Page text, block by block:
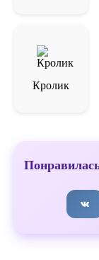
Кролик